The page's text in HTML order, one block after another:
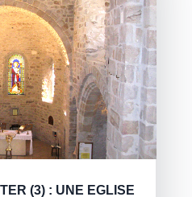
(3) : UNE EGLISE